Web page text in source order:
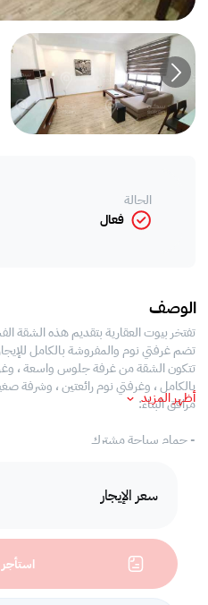
سعر الإيجار
استأجر
الحالة
فعال
الوصف
تفتخر بيوت العقارية بتقديم هذه الشقة
تضم غرفتي نوم والمفروشة بالكامل
تتكون الشقة من غرفة جلوس واسعة ،
بالكامل ، وغرفتي نوم رائعتين ، وشرفة
مرافق البناء:
- حمام سباحة مشترك
- منطقة للشواء
أقرب المعالم:
أظهر المزيد